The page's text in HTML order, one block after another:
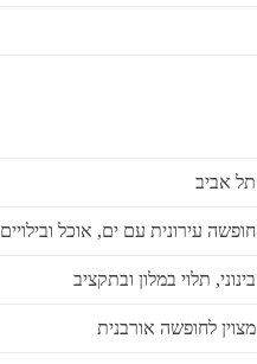
תל אביב
חופשה עירונית עם ים, אוכל ובילויים
בינוני, תלוי במלון ובתקציב
מצוין לחופשה אורבנית